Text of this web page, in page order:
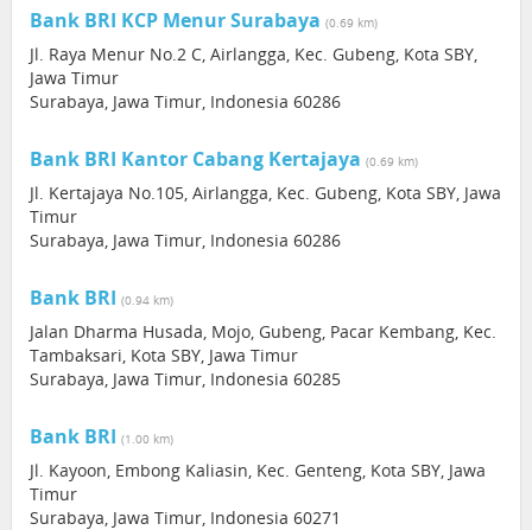
Bank BRI KCP Menur Surabaya (0.69 km)
Jl. Raya Menur No.2 C, Airlangga, Kec. Gubeng, Kota SBY,
Jawa Timur
Surabaya, Jawa Timur, Indonesia 60286
Bank BRI Kantor Cabang Kertajaya (0.69 km)
Jl. Kertajaya No.105, Airlangga, Kec. Gubeng, Kota SBY, Jawa
Timur
Surabaya, Jawa Timur, Indonesia 60286
Bank BRI (0.94 km)
Jalan Dharma Husada, Mojo, Gubeng, Pacar Kembang, Kec.
Tambaksari, Kota SBY, Jawa Timur
Surabaya, Jawa Timur, Indonesia 60285
Bank BRI (1.00 km)
Jl. Kayoon, Embong Kaliasin, Kec. Genteng, Kota SBY, Jawa
Timur
Surabaya, Jawa Timur, Indonesia 60271